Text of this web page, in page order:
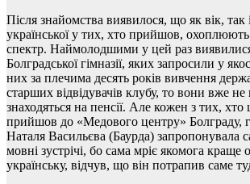
Після знайомства виявилося, що як вік, так
української у тих, хто прийшов,
спектр. Наймолодшими у цей раз
Болградської гімназії, яких запросили у
них за плечима десять років вивчення
старших відвідувачів клубу, то вони вже
знаходяться на пенсії. Але кожен з тих, хто
прийшов до «Медового центру» Болграду,
Наталя Васильєва (Баурда) запропонувала
мовні зустрічі, бо сама мріє якомога краще
українську, відчув, що він потрапив саме